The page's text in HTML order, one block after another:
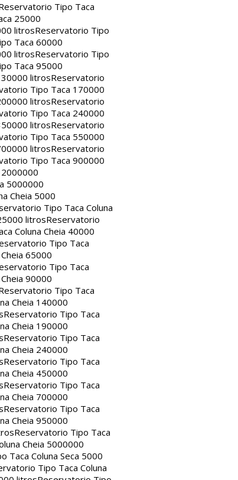
Tipo Taca
25000
litrosReservatorio Tipo
Taca 60000
litrosReservatorio Tipo
Taca 95000
litrosReservatorio
Tipo Taca 170000
litrosReservatorio
Tipo Taca 240000
litrosReservatorio
Tipo Taca 550000
litrosReservatorio
Tipo Taca 900000
5000000
Cheia 5000
Tipo Taca Coluna
litrosReservatorio
Coluna Cheia 40000
Tipo Taca
65000
Tipo Taca
90000
Tipo Taca
Cheia 140000
Reservatorio Tipo Taca
Cheia 190000
Reservatorio Tipo Taca
Cheia 240000
Reservatorio Tipo Taca
Cheia 450000
Reservatorio Tipo Taca
Cheia 700000
Reservatorio Tipo Taca
Cheia 950000
Reservatorio Tipo Taca
Cheia 5000000
Taca Coluna Seca 5000
Tipo Taca Coluna